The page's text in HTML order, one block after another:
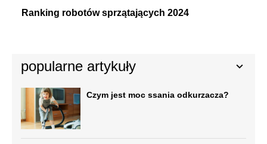
popularne artykuły
Czym jest moc ssania odkurzacza?
Ranking robotów sprzątających 2024